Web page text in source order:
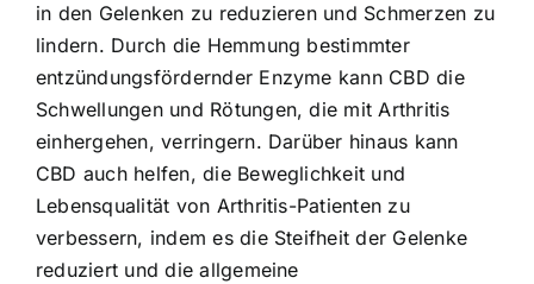
in den Gelenken zu reduzieren und Schmerzen zu
lindern. Durch die Hemmung bestimmter
entzündungsfördernder Enzyme kann CBD die
Schwellungen und Rötungen, die mit Arthritis
einhergehen, verringern. Darüber hinaus kann
CBD auch helfen, die Beweglichkeit und
Lebensqualität von Arthritis-Patienten zu
verbessern, indem es die Steifheit der Gelenke
reduziert und die allgemeine